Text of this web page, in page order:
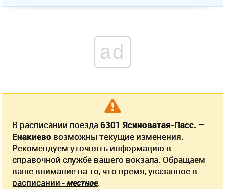
ad
В расписании поезда6301 Ясиноватая-Пасс. —
Енакиево возможны текущие изменения.
Рекомендуем уточнять информацию в
справочной службе вашего вокзала. Обращаем
ваше внимание на то, что время, указанное в
расписании -местное.